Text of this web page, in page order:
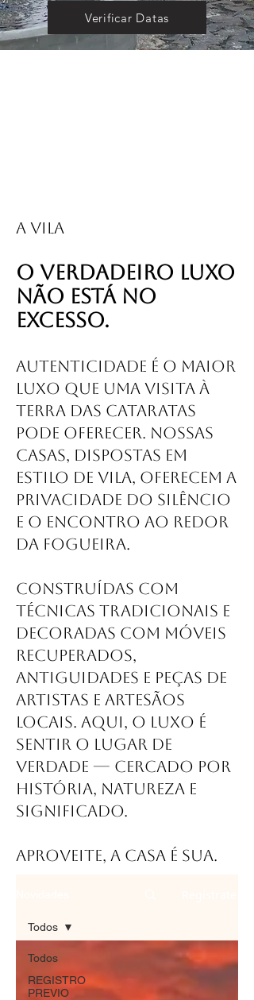
Verificar Datas
A VILA
O verdadeiro luxo
não está no
excesso.
Autenticidade é o maior
luxo que uma visita à
Terra das Cataratas
pode oferecer. Nossas
casas, dispostas em
estilo de vila, oferecem a
privacidade do silêncio
e o encontro ao redor
da fogueira.
Construídas com
técnicas tradicionais e
decoradas com móveis
recuperados,
antiguidades e peças de
artistas e artesãos
locais. Aqui, o luxo é
sentir o lugar de
verdade — cercado por
história, natureza e
significado.
Aproveite, a casa é sua.
Todos
REGISTRO
PREVIO
Todos